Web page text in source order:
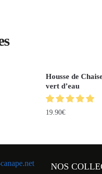
Housse de
vert d’eau
19.90€
NOS